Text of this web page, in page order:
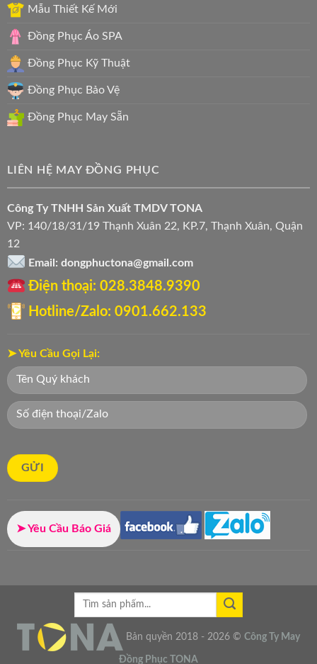
Mẫu Thiết Kế Mới
Đồng Phục Áo SPA
Đồng Phục Kỹ Thuật
Đồng Phục Bảo Vệ
Đồng Phục May Sẵn
LIÊN HỆ MAY ĐỒNG PHỤC
Công Ty TNHH Sản Xuất TMDV TONA
VP: 140/18/31/19 Thạnh Xuân 22, KP.7, Thạnh Xuân, Quận
12
Email: dongphuctona@gmail.com
Điện thoại: ‭028.3848.9390‬
Hotline/Zalo: 0901.662.133
➤ Yêu Cầu Gọi Lại:
➤ Yêu Cầu Báo Giá
Bản quyền 2018 - 2026 © Công Ty May
Đồng Phục TONA